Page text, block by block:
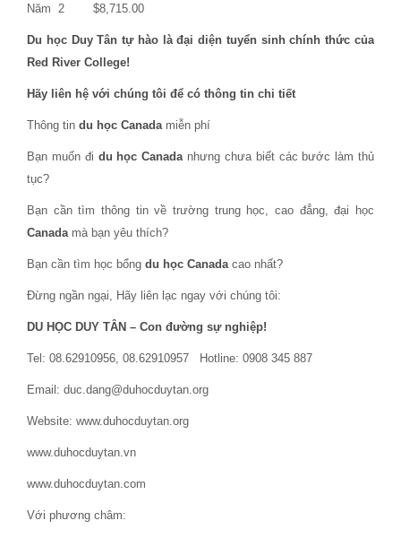
Năm 2 $8,715.00
Du học Duy Tân tự hào là đại diện tuyển sinh chính thức của
Red River College!
Hãy liên hệ với chúng tôi để có thông tin chi tiết
Thông tin du học Canada miễn phí
Bạn muốn đi du học Canada nhưng chưa biết các bước làm thủ
tục?
Bạn cần tìm thông tin về trường trung học, cao đẳng, đại học
Canada mà bạn yêu thích?
Bạn cần tìm học bổng du học Canada cao nhất?
Đừng ngần ngại, Hãy liên lạc ngay với chúng tôi:
DU HỌC DUY TÂN – Con đường sự nghiệp!
Tel: 08.62910956, 08.62910957 Hotline: 0908 345 887
Email: duc.dang@duhocduytan.org
Website: www.duhocduytan.org
www.duhocduytan.vn
www.duhocduytan.com
Với phương châm: